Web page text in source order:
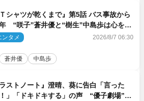
シャツが乾くまで』第5話 バス事故から
“咲子”蒼井優と“樹生”中島歩は心を許
える関係に
ンタメ 2026/8/7 06:30
蒼井優 中島歩
ストノート』澄晴、葵に告白「言った
」「ドキドキする」の声 “優子劇場”も